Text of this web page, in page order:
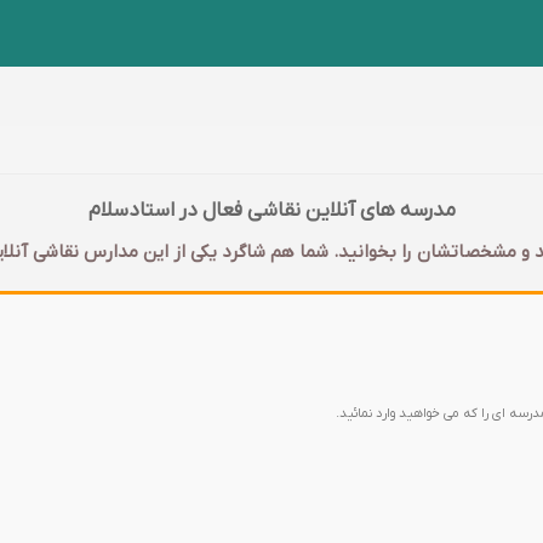
مدرسه های آنلاین نقاشی فعال در استادسلام
و مشخصاتشان را بخوانید. شما هم شاگرد یکی از این مدارس نقاشی
ای را که می خواهید وارد نمائید.